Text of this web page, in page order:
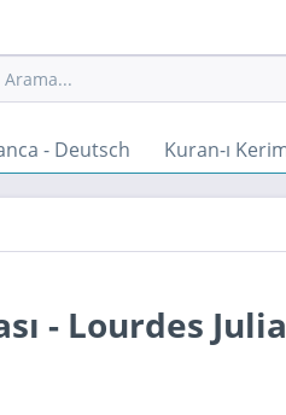
- Deutsch Kuran-ı
- Lourdes